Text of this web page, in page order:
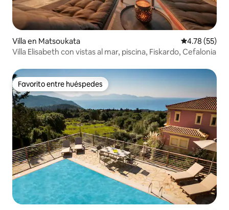
Villa en Matsoukata Calificación
4.78 (55)
Villa Elisabeth con vistas al mar, piscina, Fiskardo, Cefalonia
Favorito entre huéspedes
Favorito entre huéspedes